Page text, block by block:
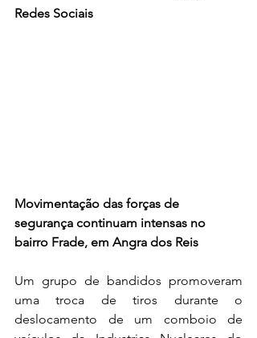
Redes Sociais
Movimentação das forças de
segurança continuam intensas no
bairro Frade, em Angra dos Reis
Um grupo de bandidos promoveram
uma troca de tiros durante o
deslocamento de um comboio de